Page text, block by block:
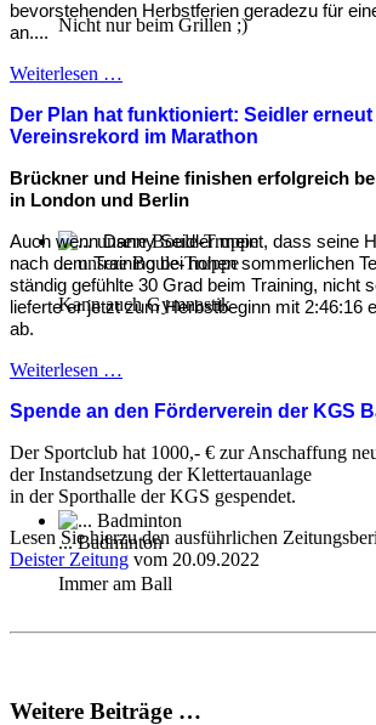
Nicht nur beim Grillen ;)
... unsere Boule-Truppe
Kann auch Gymnastik
... Badminton
Immer am Ball
bevorstehenden Herbstferien geradezu für
an....
Weiterlesen …
Der Plan hat funktioniert: Seidler erneut
Vereinsrekord im Marathon
Brückner und Heine finishen erfolgreich
in London und Berlin
Auch wenn Danny Seidler meint, dass seine
nach dem Training bei hohen sommerlichen
ständig gefühlte 30 Grad beim Training, nicht
lieferte er jetzt zum Herbstbeginn mit 2:46:16
ab.
Weiterlesen …
Spende an den Förderverein der KGS
Der Sportclub hat 1000,- € zur Anschaffung
der Instandsetzung der Klettertauanlage
in der Sporthalle der KGS gespendet.
Lesen Sie hierzu den ausführlichen
Deister Zeitung vom 20.09.2022
Weitere Beiträge …